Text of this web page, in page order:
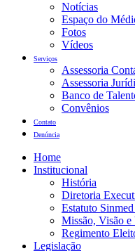
Notícias
Espaço do
Fotos
Vídeos
Serviços
Assessoria
Assessoria
Banco de
Convênios
Contato
Denúncia
Home
Institucional
História
Diretoria
Estatuto
Missão, Visão e
Regimento
Legislação